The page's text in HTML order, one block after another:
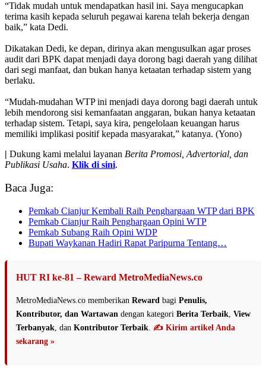
“Tidak mudah untuk mendapatkan hasil ini. Saya mengucapkan
terima kasih kepada seluruh pegawai karena telah bekerja dengan
baik,” kata Dedi.
Dikatakan Dedi, ke depan, dirinya akan mengusulkan agar proses
audit dari BPK dapat menjadi daya dorong bagi daerah yang dilihat
dari segi manfaat, dan bukan hanya ketaatan terhadap sistem yang
berlaku.
“Mudah-mudahan WTP ini menjadi daya dorong bagi daerah untuk
lebih mendorong sisi kemanfaatan anggaran, bukan hanya ketaatan
terhadap sistem. Tetapi, saya kira, pengelolaan keuangan harus
memiliki implikasi positif kepada masyarakat,” katanya‎. (Yono)
| Dukung kami melalui layanan Berita Promosi, Advertorial, dan
Publikasi Usaha. Klik di sini.
Baca Juga:
Pemkab Cianjur Kembali Raih Penghargaan WTP dari BPK
Pemkab Cianjur Raih Penghargaan Opini WTP
Pemkab Subang Raih Opini WDP
Bupati Waykanan Hadiri Rapat Paripurna Tentang…
HUT RI ke-81 – Reward MetroMediaNews.co
MetroMediaNews.co memberikan Reward bagi Penulis,
Kontributor, dan Wartawan dengan kategori Berita Terbaik View
Terbanyak , dan Kontributor Terbaik ✍️ Kirim artikel Anda
sekarang »